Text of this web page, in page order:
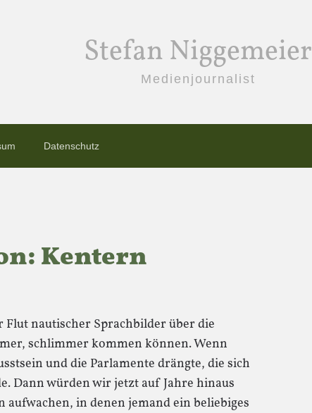
Stefan Niggemeier
Medienjournalist
Datenschutz
Kentern
Flut nautischer Sprachbilder über die
schlimmer kommen können. Wenn
und die Parlamente drängte, die sich
Dann würden wir jetzt auf Jahre hinaus
aufwachen, in denen jemand ein beliebiges